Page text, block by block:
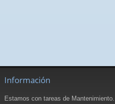
Información
Estamos con tareas de